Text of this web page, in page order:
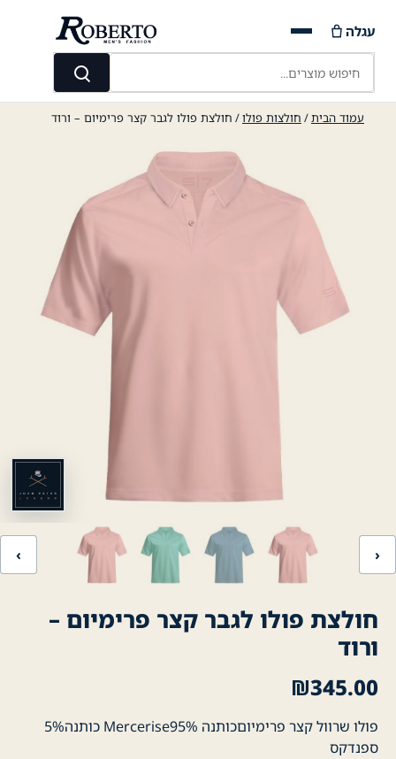
content
חיפוש מוצרים...
חיפוש
עגלה
עמוד הבית/ חולצות פולו/ חולצת פולו לגבר קצר פרימיום – ורוד
‹ ›
חולצת פולו לגבר קצר פרימיום –
ורוד
₪345.00
פולו שרוול קצר פרימיוםכותנה Mercerise95% כותנה5%
ספנדקס